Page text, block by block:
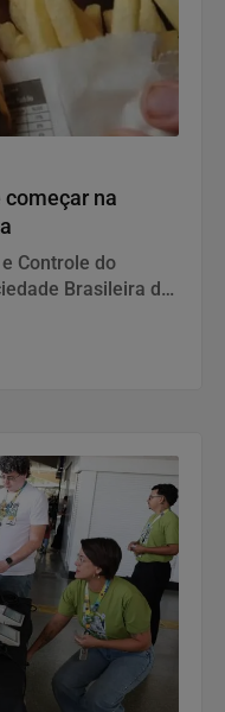
na
Controle do
Brasileira de
atividade física.